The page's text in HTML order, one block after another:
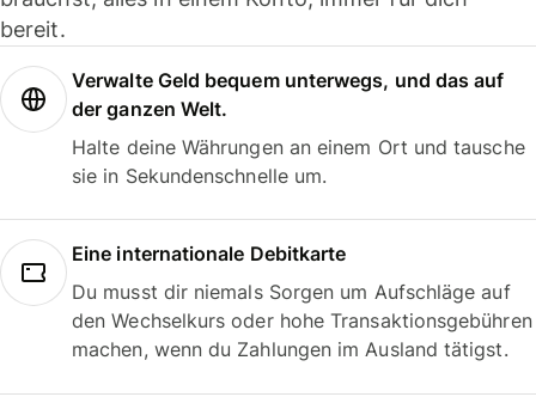
bereit.
Verwalte Geld bequem unterwegs, und das auf
der ganzen Welt.
Halte deine Währungen an einem Ort und tausche
sie in Sekundenschnelle um.
Eine internationale Debitkarte
Du musst dir niemals Sorgen um Aufschläge auf
den Wechselkurs oder hohe Transaktionsgebühren
machen, wenn du Zahlungen im Ausland tätigst.